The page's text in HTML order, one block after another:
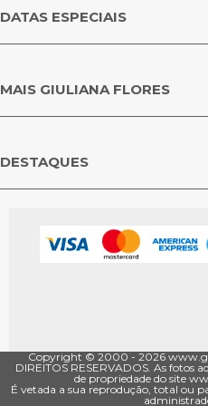
DATAS ESPECIAIS
MAIS GIULIANA FLORES
DESTAQUES
Copyright © 2000 - ­2026
DIREITOS RESERVADOS. As fotos
de propriedade do site
É vetada a sua reprodução, total ou